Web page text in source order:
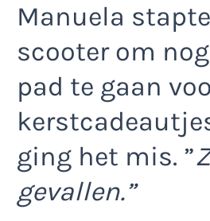
Manuela
scooter om
pad te gaan
ging het mis. ”
gevallen.”